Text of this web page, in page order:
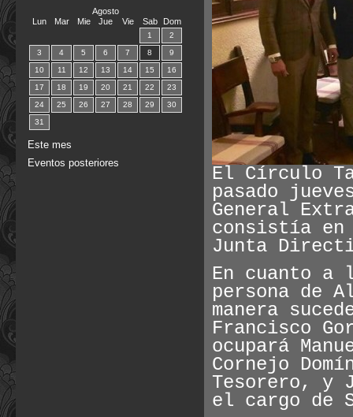
Agosto
Lun
Mar Mie Jue Vie Sab Dom
1
2
3
4 5 6 7 8
9
10
11 12 13 14 15
16
17
18 19 20 21 22
23
24
25 26 27 28 29
30
31
Este mes
Eventos posteriores
El Círculo
pasado
General
consistía en
Junta
En cuanto a
persona de
manera
Francisco
ocupará
Cornejo
Tesorero, y
el cargo de